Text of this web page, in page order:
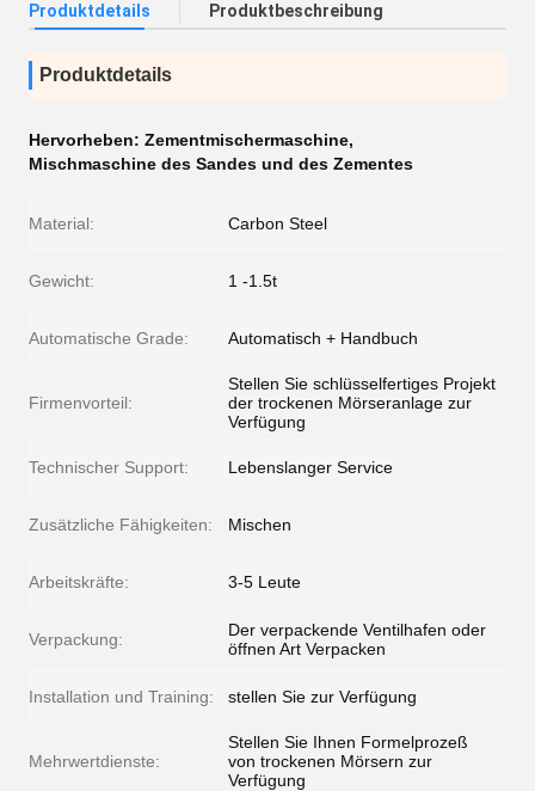
Produktdetails Produktbeschreibung
Produktdetails
Hervorheben: Zementmischermaschine,
Mischmaschine des Sandes und des Zementes
Material: Carbon Steel
Gewicht: 1 -1.5t
Automatische Grade: Automatisch + Handbuch
Firmenvorteil:
Stellen Sie schlüsselfertiges Projekt
der trockenen Mörseranlage zur
Verfügung
Technischer Support: Lebenslanger Service
Zusätzliche Fähigkeiten: Mischen
Arbeitskräfte: 3-5 Leute
Verpackung:
Der verpackende Ventilhafen oder
öffnen Art Verpacken
Installation und Training: stellen Sie zur Verfügung
Mehrwertdienste:
Stellen Sie Ihnen Formelprozeß
von trockenen Mörsern zur
Verfügung